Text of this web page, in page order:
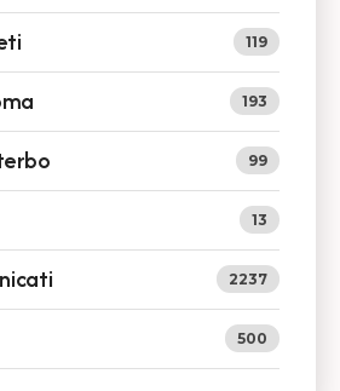
119
193
99
13
2237
500